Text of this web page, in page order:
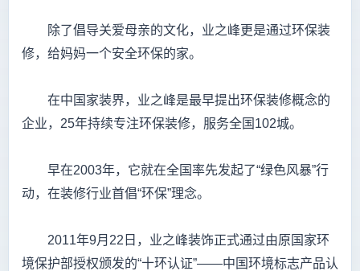
除了倡导关爱母亲的文化，业之峰更是通过环保装
修，给妈妈一个安全环保的家。
在中国家装界，业之峰是最早提出环保装修概念的
企业，25年持续专注环保装修，服务全国102城。
早在2003年，它就在全国率先发起了“绿色风暴”行
动，在装修行业首倡“环保”理念。
2011年9月22日，业之峰装饰正式通过由原国家环
境保护部授权颁发的“十环认证”——中国环境标志产品认